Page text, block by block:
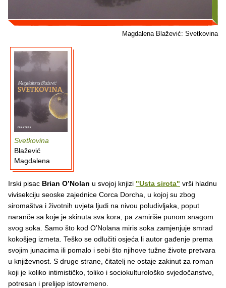
Magdalena Blažević: Svetkovina
Svetkovina
Blažević
Magdalena
Irski pisac Brian O’Nolan u svojoj knjizi "Usta sirota" vrši hladnu
vivisekciju seoske zajednice Corca Dorcha, u kojoj su zbog
siromaštva i životnih uvjeta ljudi na nivou poludivljaka, poput
naranče sa koje je skinuta sva kora, pa zamiriše punom snagom
svog soka. Samo što kod O’Nolana miris soka zamjenjuje smrad
kokošjeg izmeta. Teško se odlučiti osjeća li autor gađenje prema
svojim junacima ili pomalo i sebi što njihove tužne živote pretvara
u književnost. S druge strane, čitatelj ne ostaje zakinut za roman
koji je koliko intimističko, toliko i sociokulturološko svjedočanstvo,
potresan i prelijep istovremeno.